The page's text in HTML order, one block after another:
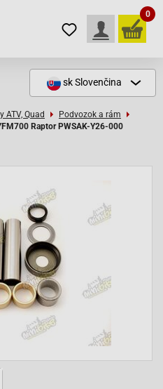
0
skSlovenčina
ATV, Quad
Podvozok a rám
Raptor PWSAK-Y26-000